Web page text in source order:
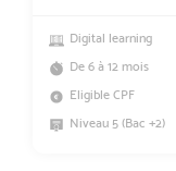
Digital learning
De 6 à 12 mois
Eligible CPF
Niveau 5 (Bac +2)